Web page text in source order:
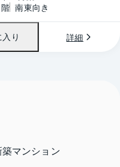
南東向き
入り 詳細
マンション